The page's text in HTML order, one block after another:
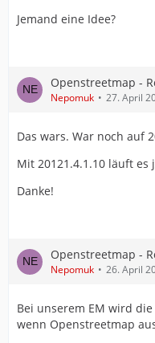
Jemand eine Idee?
Openstreetmap -
Nepomuk 27. April
Das wars. War noch auf
Mit 20121.4.1.10 läuft es
Danke!
Openstreetmap -
Nepomuk 26. April
Bei unserem EM wird
wenn Openstreetmap